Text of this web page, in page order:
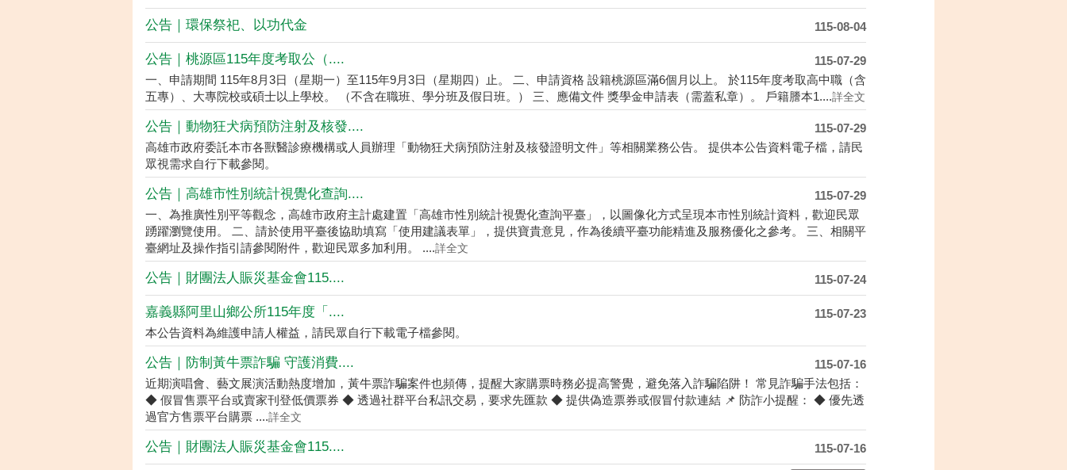
115-08-04
公告｜環保祭祀、以功代金
115-07-29
公告｜桃源區115年度考取公（....
一、申請期間 115年8月3日（星期一）至115年9月3日（星期四）止。 二、申請資格 設籍桃源區滿6個月以上。 於115年度考取高中職（含
五專）、大專院校或碩士以上學校。 （不含在職班、學分班及假日班。） 三、應備文件 獎學金申請表（需蓋私章）。 戶籍謄本1....詳全文
115-07-29
公告｜動物狂犬病預防注射及核發....
高雄市政府委託本市各獸醫診療機構或人員辦理「動物狂犬病預防注射及核發證明文件」等相關業務公告。 提供本公告資料電子檔，請民
眾視需求自行下載參閱。
115-07-29
公告｜高雄市性別統計視覺化查詢....
一、為推廣性別平等觀念，高雄市政府主計處建置「高雄市性別統計視覺化查詢平臺」，以圖像化方式呈現本市性別統計資料，歡迎民眾
踴躍瀏覽使用。 二、請於使用平臺後協助填寫「使用建議表單」，提供寶貴意見，作為後續平臺功能精進及服務優化之參考。 三、相關平
臺網址及操作指引請參閱附件，歡迎民眾多加利用。 ....詳全文
115-07-24
公告｜財團法人賑災基金會115....
115-07-23
嘉義縣阿里山鄉公所115年度「....
本公告資料為維護申請人權益，請民眾自行下載電子檔參閱。
115-07-16
公告｜防制黃牛票詐騙 守護消費....
近期演唱會、藝文展演活動熱度增加，黃牛票詐騙案件也頻傳，提醒大家購票時務必提高警覺，避免落入詐騙陷阱！ 常見詐騙手法包括：
◆ 假冒售票平台或賣家刊登低價票券 ◆ 透過社群平台私訊交易，要求先匯款 ◆ 提供偽造票券或假冒付款連結 📌 防詐小提醒： ◆ 優先透
過官方售票平台購票 ....詳全文
115-07-16
公告｜財團法人賑災基金會115....